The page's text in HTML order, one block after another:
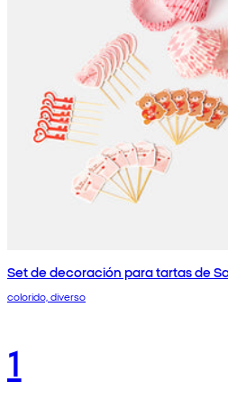
Set de decoración para tartas de
colorido, diverso
1